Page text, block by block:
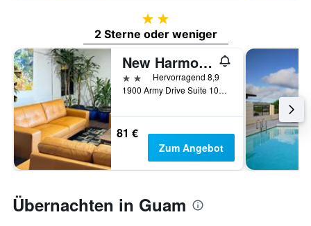
2 Sterne
2 Sterne oder weniger
New Harmon Loop Hotel
2 SterneHervorragend 8,9
1900 Army Drive Suite 107, Dededo, Guam
81 €
Zum Angebot
Übernachten in Guam